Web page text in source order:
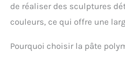
de réaliser des sculptures
couleurs, ce qui offre une
Pourquoi choisir la pâte